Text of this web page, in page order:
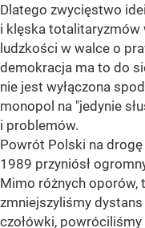
Dlatego zwycięstwo
i klęska totalitaryzmów
ludzkości w walce o
demokracja ma to do
nie jest wyłączona
monopol na "jedynie
i problemów.
Powrót Polski na
1989 przyniósł
Mimo różnych oporów,
zmniejszyliśmy
czołówki,